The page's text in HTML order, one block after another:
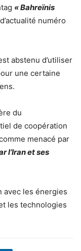
« Bahreïnis
numéro
abstenu d’utiliser
une certaine
du
de coopération
menacé par
l’Iran et ses
avec les énergies
les technologies